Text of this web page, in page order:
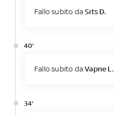
Fallo subito daSits D.
40'
Fallo subito daVapne L.
34'